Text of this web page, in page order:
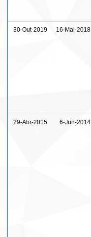
30-Out-2019 16-Mai-2018
29-Abr-2015 6-Jun-2014